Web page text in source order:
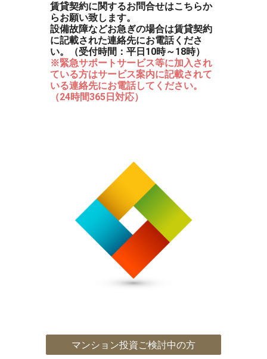
賃貸契約に関するお問合せはこちらか
らお願い致します。
設備故障などお急ぎの場合は賃貸契約
に記載された連絡先にお電話くださ
い。（受付時間：平日10時～18時）
※緊急サポートサービス等に加入され
ている方はサービス案内に記載されて
いる連絡先にお電話してください。
（24時間365日対応）
マンション投資ご検討中の方